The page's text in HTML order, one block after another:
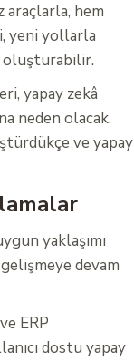
hem
yeni yollarla
oluşturabilir.
yapay zekâ
neden olacak.
ve yapay
yaklaşımı
devam
ERP
dostu yapay